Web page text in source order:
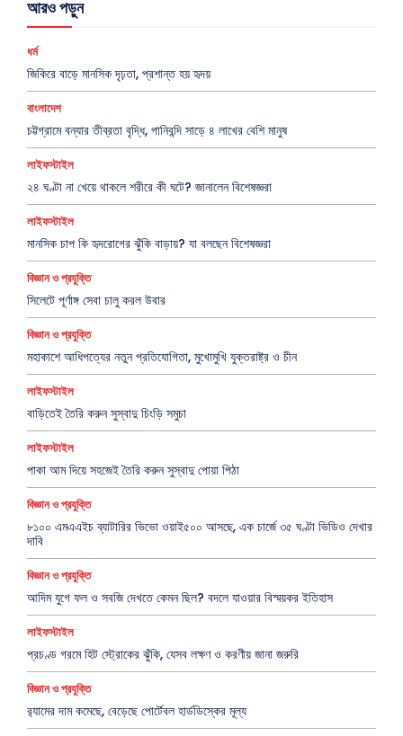
আরও পড়ুন
ধর্ম
জিকিরে বাড়ে মানসিক দৃঢ়তা, প্রশান্ত হয় হৃদয়
বাংলাদেশ
চট্টগ্রামে বন্যার তীব্রতা বৃদ্ধি, পানিবন্দি সাড়ে ৪ লাখের বেশি মানুষ
লাইফস্টাইল
২৪ ঘণ্টা না খেয়ে থাকলে শরীরে কী ঘটে? জানালেন বিশেষজ্ঞরা
লাইফস্টাইল
মানসিক চাপ কি হৃদরোগের ঝুঁকি বাড়ায়? যা বলছেন বিশেষজ্ঞরা
বিজ্ঞান ও প্রযুক্তি
সিলেটে পূর্ণাঙ্গ সেবা চালু করল উবার
বিজ্ঞান ও প্রযুক্তি
মহাকাশে আধিপত্যের নতুন প্রতিযোগিতা, মুখোমুখি যুক্তরাষ্ট্র ও চীন
লাইফস্টাইল
বাড়িতেই তৈরি করুন সুস্বাদু চিংড়ি সমুচা
লাইফস্টাইল
পাকা আম দিয়ে সহজেই তৈরি করুন সুস্বাদু পোয়া পিঠা
বিজ্ঞান ও প্রযুক্তি
৮১০০ এমএএইচ ব্যাটারির ভিভো ওয়াই৫০০ আসছে, এক চার্জে ৩৫ ঘণ্টা ভিডিও দেখার
দাবি
বিজ্ঞান ও প্রযুক্তি
আদিম যুগে ফল ও সবজি দেখতে কেমন ছিল? বদলে যাওয়ার বিস্ময়কর ইতিহাস
লাইফস্টাইল
প্রচণ্ড গরমে হিট স্ট্রোকের ঝুঁকি, যেসব লক্ষণ ও করণীয় জানা জরুরি
বিজ্ঞান ও প্রযুক্তি
র‍্যামের দাম কমেছে, বেড়েছে পোর্টেবল হার্ডডিস্কের মূল্য